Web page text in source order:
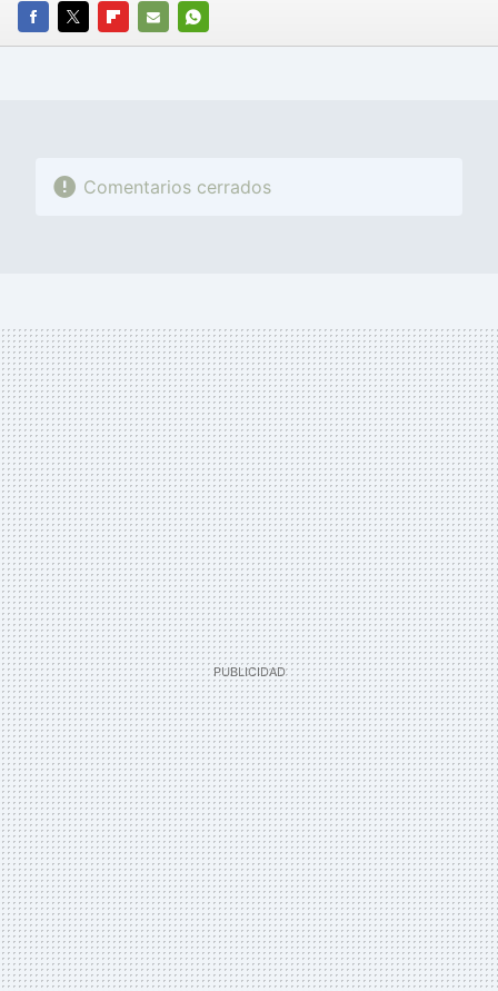
FACEBOOK
TWITTERFLIPBOARD
E-
WHATSAPP
Comentarios cerrados